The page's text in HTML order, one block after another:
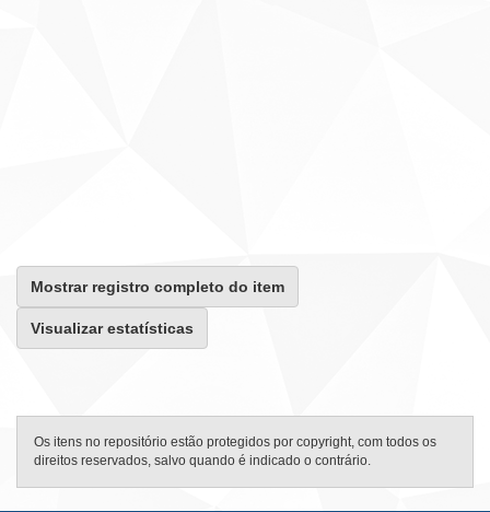
Mostrar registro completo do item
Visualizar estatísticas
Os itens no repositório estão protegidos por copyright, com todos os
direitos reservados, salvo quando é indicado o contrário.